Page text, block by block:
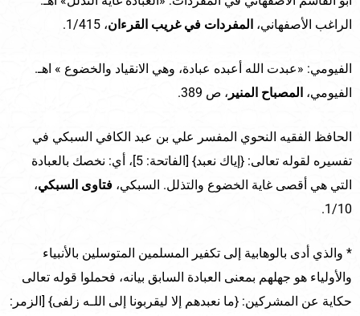
الراغب الأصفهاني، المفردات في غريب القرءان، 1/415.
الفيومي: «عبدت الله أعبده عبادة، وهي الانقياد والخضوع » اهـ.
الفيومي، المصباح المنير ، ص 389.
الحافظ الفقيه النحوي المفسر علي بن عبد الكافي السبكي في
تفسيره لقوله تعالى: {إياك نعبد} [الفاتحة: 5]، أي: نخصك بالعبادة
التي هي أقصى غاية الخضوع والتذلل. السبكي، فتاوى السبكي،
1/10.
* والذي أدى بالوهابية إلى تكفير المسلمين المتوسلين بالأنبياء
والأولياء هو جهلهم بمعنى العبادة السابق بيانه، فحملوا قوله تعالى
حكاية عن المشركين: {ما نعبدهم إلا ليقربونا إلى اللـه زلفى} [الزمر: